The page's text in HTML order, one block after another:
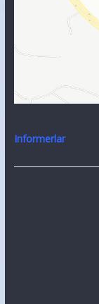
Informerlar